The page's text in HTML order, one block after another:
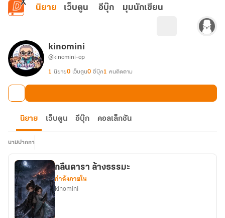
ข้ามไปยังเนื้อหาหลัก
นิยาย เว็บตูน อีบุ๊ก มุมนักเขียน
kinomini
@kinomini-op
1 นิยาย0 เว็บตูน0 อีบุ๊ก1 คนติดตาม
นิยาย เว็บตูน อีบุ๊ก คอลเล็กชัน
นามปากกา
กลืนดารา ล้างธรรมะ
กำลังภายใน
kinomini